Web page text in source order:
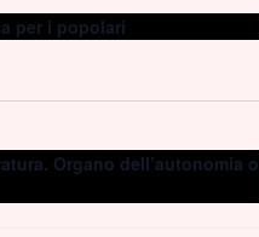
per i popolari
Organo dell’autonomia o